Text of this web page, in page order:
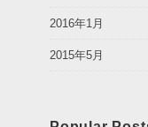
2016年1月
2015年5月